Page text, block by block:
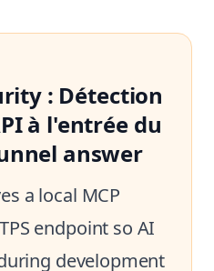
: Détection
à l'entrée du
answer
a local MCP
endpoint so AI
development